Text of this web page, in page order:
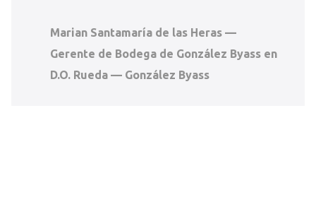
Marian Santamaría de las Heras —
Gerente de Bodega de González Byass en
D.O. Rueda — González Byass